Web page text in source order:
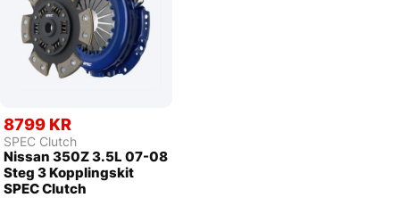
8799 KR
SPEC Clutch
Nissan 350Z 3.5L 07-08
Steg 3 Kopplingskit
SPEC Clutch